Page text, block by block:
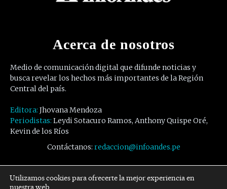
Acerca de nosotros
Medio de comunicación digital que difunde noticias y
busca revelar los hechos más importantes de la Región
Central del país.
Editora: Jhovana Mendoza
Periodistas: Leydi Sotacuro Ramos, Anthony Quispe Oré,
Kevin de los Ríos
Contáctanos: redaccion@infoandes.pe
Síguenos
Utilizamos cookies para ofrecerte la mejor experiencia en
nuestra web.